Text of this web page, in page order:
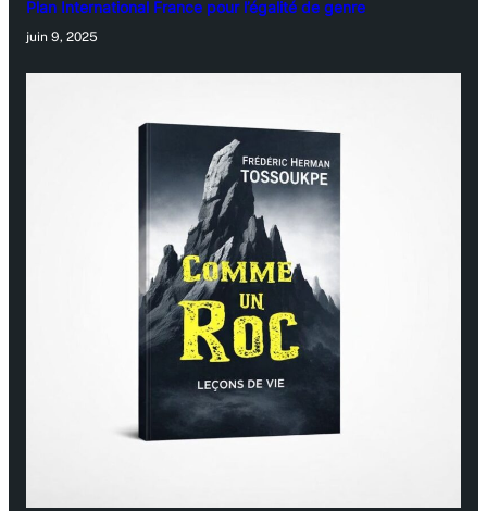
Plan International France pour l’égalité de genre
juin 9, 2025